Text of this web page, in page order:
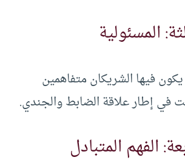
المسئولية
فيها الشريكان متفاهمين
في إطار علاقة الضابط والجندي.
الفهم المتبادل